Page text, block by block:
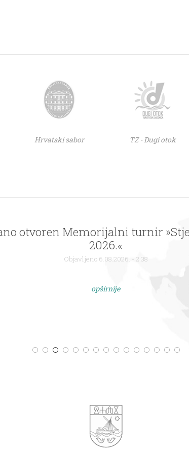
Hrvatski sabor TZ - Dugi otok
Cres : Proslavljen Dan pobjede
Objavljeno 6.08.2026. - 2:38
opširnije